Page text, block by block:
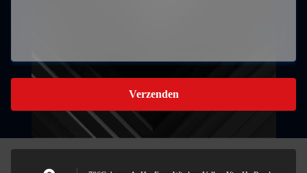
Verzenden